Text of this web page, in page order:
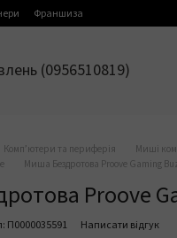
Франшиза
(0956510819)
Комп’ютери та периферія
Миші
Миша Бездротова Proove Gaming
Proove
П0000035591 Написати відгук